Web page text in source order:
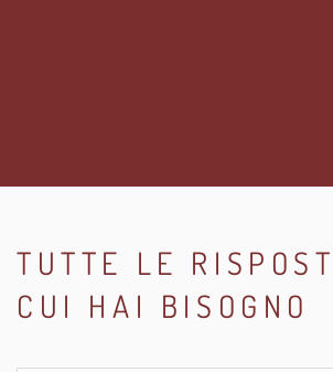
TUTTE LE
CUI HAI BISOGNO